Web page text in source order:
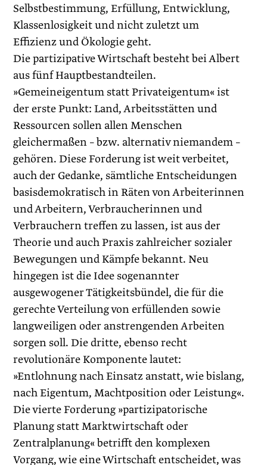
Selbstbestimmung, Erfüllung, Entwicklung,
Klassenlosigkeit und nicht zuletzt um
Effizienz und Ökologie geht.
Die partizipative Wirtschaft besteht bei Albert
aus fünf Hauptbestandteilen.
»Gemeineigentum statt Privateigentum« ist
der erste Punkt: Land, Arbeitsstätten und
Ressourcen sollen allen Menschen
gleichermaßen – bzw. alternativ niemandem –
gehören. Diese Forderung ist weit verbeitet,
auch der Gedanke, sämtliche Entscheidungen
basisdemokratisch in Räten von Arbeiterinnen
und Arbeitern, Verbraucherinnen und
Verbrauchern treffen zu lassen, ist aus der
Theorie und auch Praxis zahlreicher sozialer
Bewegungen und Kämpfe bekannt. Neu
hingegen ist die Idee sogenannter
ausgewogener Tätigkeitsbündel, die für die
gerechte Verteilung von erfüllenden sowie
langweiligen oder anstrengenden Arbeiten
sorgen soll. Die dritte, ebenso recht
revolutionäre Komponente lautet:
»Entlohnung nach Einsatz anstatt, wie bislang,
nach Eigentum, Machtposition oder Leistung«.
Die vierte Forderung »partizipatorische
Planung statt Marktwirtschaft oder
Zentralplanung« betrifft den komplexen
Vorgang, wie eine Wirtschaft entscheidet, was